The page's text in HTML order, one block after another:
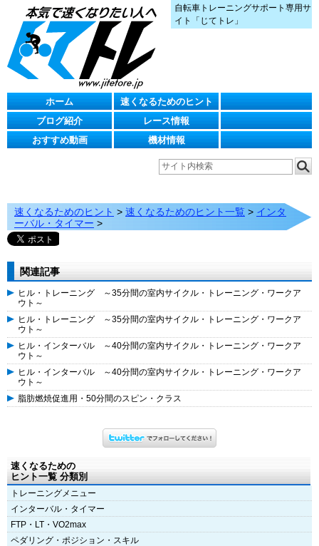
自転車トレーニングサポート専用サ
イト「じてトレ」
ホーム
速くなるためのヒント
ブログ紹介
レース情報
おすすめ動画
機材情報
速くなるためのヒント > 速くなるためのヒント一覧 > インタ
ーバル・タイマー >
関連記事
ヒル・トレーニング ～35分間の室内サイクル・トレーニング・ワークア
ウト～
ヒル・トレーニング ～35分間の室内サイクル・トレーニング・ワークア
ウト～
ヒル・インターバル ～40分間の室内サイクル・トレーニング・ワークア
ウト～
ヒル・インターバル ～40分間の室内サイクル・トレーニング・ワークア
ウト～
脂肪燃焼促進用・50分間のスピン・クラス
速くなるための
ヒント一覧 分類別
トレーニングメニュー
インターバル・タイマー
FTP・LT・VO2max
ペダリング・ポジション・スキル